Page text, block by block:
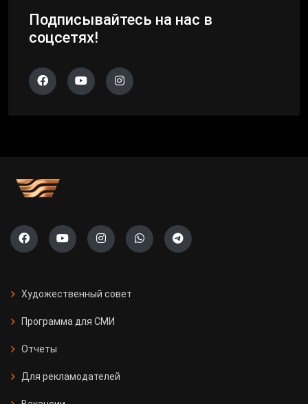
Подписывайтесь на нас в
соцсетях!
Художественный совет
Программа для СМИ
Отчеты
Для рекламодателей